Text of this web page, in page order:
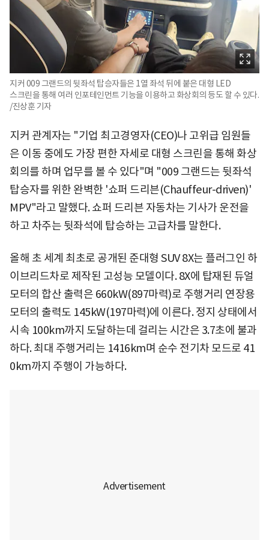
지커 009 그랜드의 뒷좌석 탑승자들은 1열 좌석 뒤에 붙은 대형 LED
스크린을 통해 여러 인포테인먼트 기능을 이용하고 화상회의 등도 할 수 있다.
/진상훈 기자
지커 관계자는 "기업 최고경영자(CEO)나 고위급 임원들
은 이동 중에도 가장 편한 자세로 대형 스크린을 통해 화상
회의를 하며 업무를 볼 수 있다"며 "009 그랜드는 뒷좌석
탑승자를 위한 완벽한 '쇼퍼 드리븐(Chauffeur-driven)'
MPV"라고 말했다. 쇼퍼 드리븐 자동차는 기사가 운전을
하고 차주는 뒷좌석에 탑승하는 고급차를 말한다.
올해 초 세계 최초로 공개된 준대형 SUV 8X는 플러그인 하
이브리드차로 제작된 고성능 모델이다. 8X에 탑재된 듀얼
모터의 합산 출력은 660kW(897마력)로 주행거리 연장용
모터의 출력도 145kW(197마력)에 이른다. 정지 상태에서
시속 100km까지 도달하는데 걸리는 시간은 3.7초에 불과
하다. 최대 주행거리는 1416km며 순수 전기차 모드로 41
0km까지 주행이 가능하다.